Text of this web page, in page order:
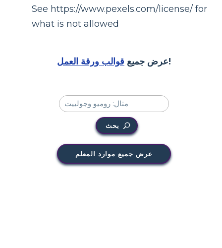
See https://www.pexels.com/license/ for
what is not allowed
عرض جميع قوالب ورقة العمل !
بحث
عرض جميع موارد المعلم